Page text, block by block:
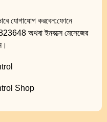
যোগাযোগ করবেন:ফোনে
অথবা ইনবক্সে মেসেজের
Shop